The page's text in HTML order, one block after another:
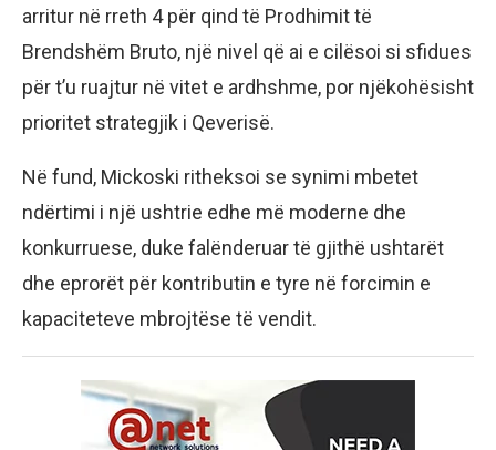
arritur në rreth 4 për qind të Prodhimit të
Brendshëm Bruto, një nivel që ai e cilësoi si sfidues
për t’u ruajtur në vitet e ardhshme, por njëkohësisht
prioritet strategjik i Qeverisë.
Në fund, Mickoski ritheksoi se synimi mbetet
ndërtimi i një ushtrie edhe më moderne dhe
konkurruese, duke falënderuar të gjithë ushtarët
dhe eprorët për kontributin e tyre në forcimin e
kapaciteteve mbrojtëse të vendit.